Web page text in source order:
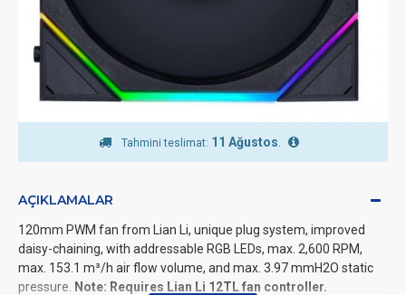
Tahmini teslimat: 11 Ağustos
AÇIKLAMALAR
120mm PWM fan from Lian Li, unique plug system, improved
daisy-chaining, with addressable RGB LEDs, max. 2,600 RPM,
max. 153.1 m³/h air flow volume, and max. 3.97 mmH2O static
pressure. Note: Requires Lian Li 12TL fan controller.